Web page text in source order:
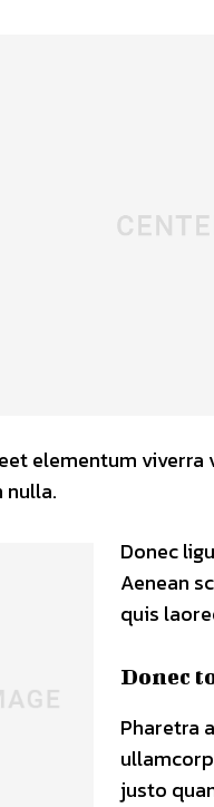
elementum
nulla.
Donec
Aenean
quis
Donec
Pharetra
justo